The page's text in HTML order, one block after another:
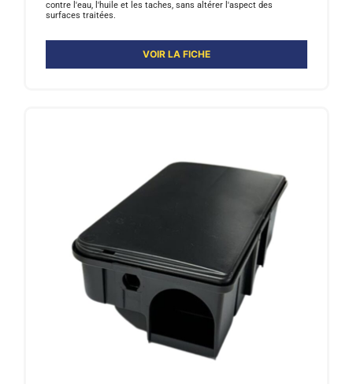
contre l'eau, l'huile et les taches, sans altérer l'aspect des
surfaces traitées.
VOIR LA FICHE